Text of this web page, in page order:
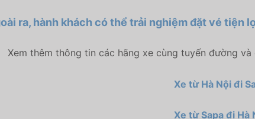
ra, hành khách có thể trải nghiệm đặt vé tiện
Xem thêm thông tin các hãng xe cùng tuyến đường
Xe từ Hà Nội đi
Xe từ Sapa đi Hà